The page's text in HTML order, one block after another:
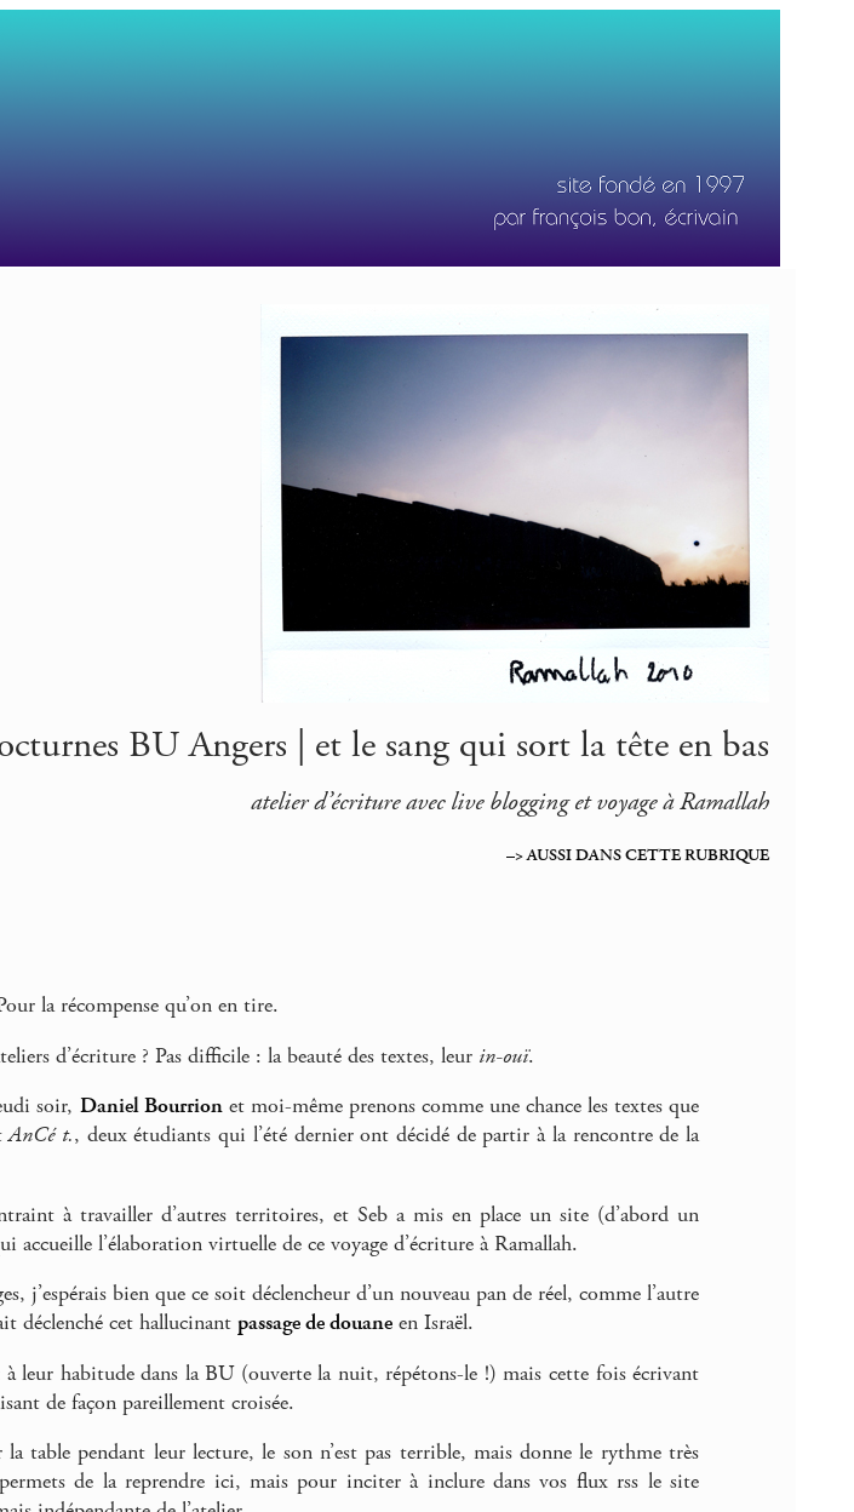
BU Angers | et le sang qui sort la tête en bas
atelier d’écriture avec live blogging et voyage à Ramallah
–> AUSSI DANS CETTE RUBRIQUE
la récompense qu’on en tire.
d’écriture ? Pas difficile : la beauté des textes, leur in-ouï.
soir, Daniel Bourrionet moi-même prenons comme une chance les textes que
AnCé t., deux étudiants qui l’été dernier ont décidé de partir à la rencontre de la
à travailler d’autres territoires, et Seb a mis en place un site (d’abord un
accueille l’élaboration virtuelle de ce voyage d’écriture à Ramallah.
j’espérais bien que ce soit déclencheur d’un nouveau pan de réel, comme l’autre
déclenché cet hallucinant passage de douane en Israël.
à leur habitude dans la BU (ouverte la nuit, répétons-le !) mais cette fois écrivant
de façon pareillement croisée.
la table pendant leur lecture, le son n’est pas terrible, mais donne le rythme très
de la reprendre ici, mais pour inciter à inclure dans vos flux rss le site